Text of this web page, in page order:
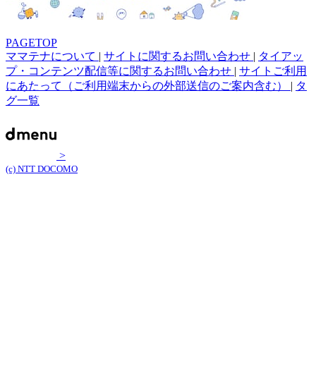
PAGETOP
ママテナについて | サイトに関するお問い合わせ | タイアッ
プ・コンテンツ配信等に関するお問い合わせ | サイトご利用
にあたって（ご利用端末からの外部送信のご案内含む） | タ
グ一覧
>
(c) NTT DOCOMO